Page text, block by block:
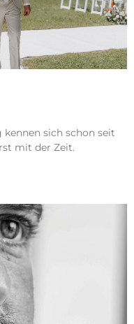
kennen sich schon seit
mit der Zeit.